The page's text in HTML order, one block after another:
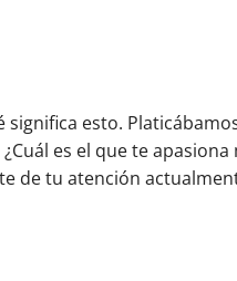
esto.
es el que te apasiona
de tu atención